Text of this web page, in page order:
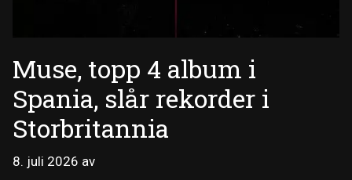
Muse, topp 4 album i
Spania, slår rekorder i
Storbritannia
8. juli 2026 av